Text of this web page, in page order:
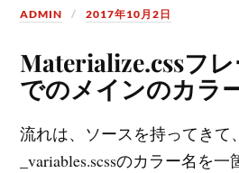
ADMIN 2017年10月2日
Materialize.cssフ
でのメインのカラ
流れは、ソースを持ってきて
_variables.scssのカラー名を